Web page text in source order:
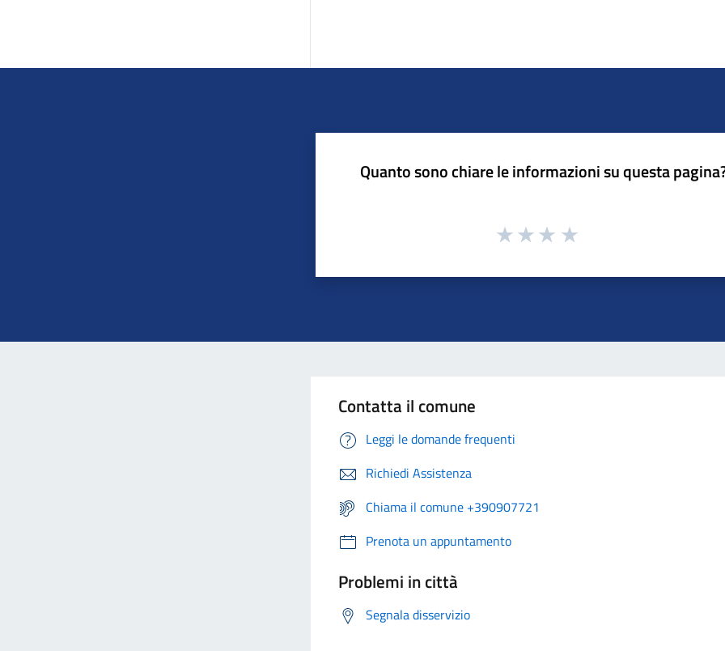
Quanto sono chiare le informazioni su questa
Contatta il comune
Leggi le domande frequenti
Richiedi Assistenza
Chiama il comune +390907721
Prenota un appuntamento
Problemi in città
Segnala disservizio